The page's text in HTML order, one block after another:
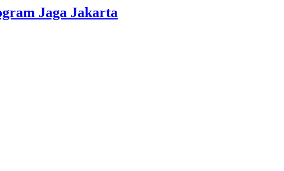
Jaga Jakarta